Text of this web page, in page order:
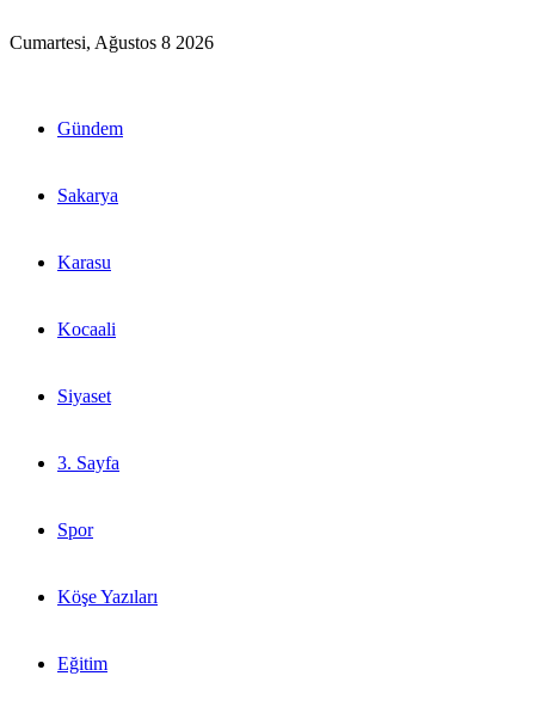
Cumartesi, Ağustos 8 2026
Gündem
Sakarya
Karasu
Kocaali
Siyaset
3. Sayfa
Spor
Köşe Yazıları
Eğitim